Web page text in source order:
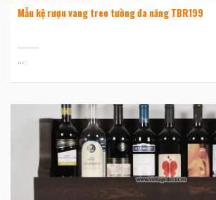
Mẫu kệ rượu vang treo tường đa năng TBR199
...